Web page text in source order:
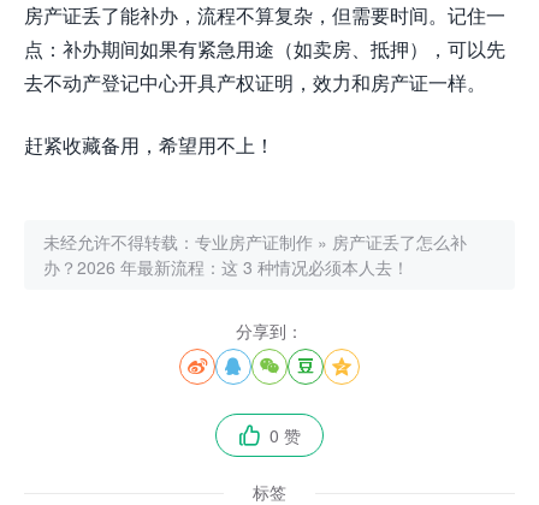
房产证丢了能补办，流程不算复杂，但需要时间。记住一
点：补办期间如果有紧急用途（如卖房、抵押），可以先
去不动产登记中心开具产权证明，效力和房产证一样。
赶紧收藏备用，希望用不上！
未经允许不得转载： 专业房产证制作 » 房产证丢了怎么补
办？2026 年最新流程：这 3 种情况必须本人去！
分享到：
    
 0 赞
标签